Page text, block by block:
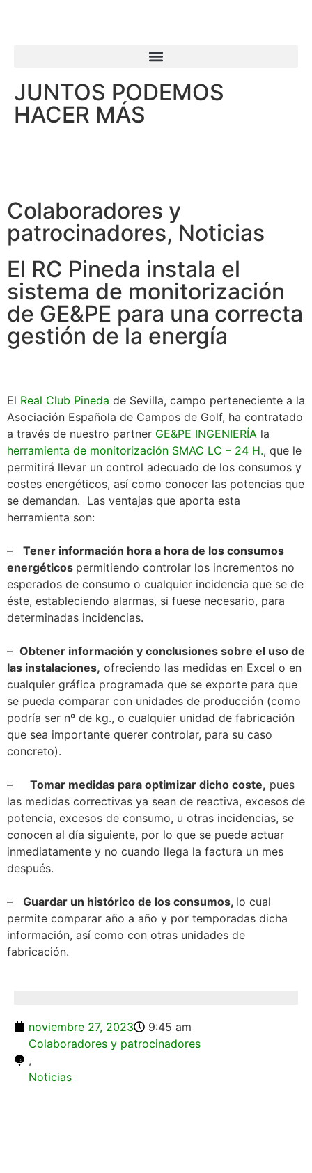
JUNTOS PODEMOS
HACER MÁS
Colaboradores y
patrocinadores, Noticias
El RC Pineda instala el
sistema de monitorización
de GE&PE para una correcta
gestión de la energía
El Real Club Pineda de Sevilla, campo perteneciente a la
Asociación Española de Campos de Golf, ha contratado
a través de nuestro partner GE&PE INGENIERÍA la
herramienta de monitorización SMAC LC – 24 H., que le
permitirá llevar un control adecuado de los consumos y
costes energéticos, así como conocer las potencias que
se demandan. Las ventajas que aporta esta
herramienta son:
– Tener información hora a hora de los consumos
energéticos permitiendo controlar los incrementos no
esperados de consumo o cualquier incidencia que se de
éste, estableciendo alarmas, si fuese necesario, para
determinadas incidencias.
– Obtener información y conclusiones sobre el uso de
las instalaciones, ofreciendo las medidas en Excel o en
cualquier gráfica programada que se exporte para que
se pueda comparar con unidades de producción (como
podría ser nº de kg., o cualquier unidad de fabricación
que sea importante querer controlar, para su caso
concreto).
– Tomar medidas para optimizar dicho coste, pues
las medidas correctivas ya sean de reactiva, excesos de
potencia, excesos de consumo, u otras incidencias, se
conocen al día siguiente, por lo que se puede actuar
inmediatamente y no cuando llega la factura un mes
después.
– Guardar un histórico de los consumos, lo cual
permite comparar año a año y por temporadas dicha
información, así como con otras unidades de
fabricación.
noviembre 27, 2023
9:45 am
Colaboradores y patrocinadores
,
Noticias